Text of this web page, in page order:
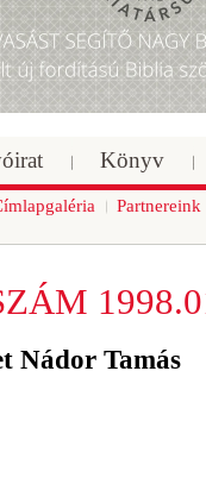
Könyv
Partnereink
Nádor Tamás